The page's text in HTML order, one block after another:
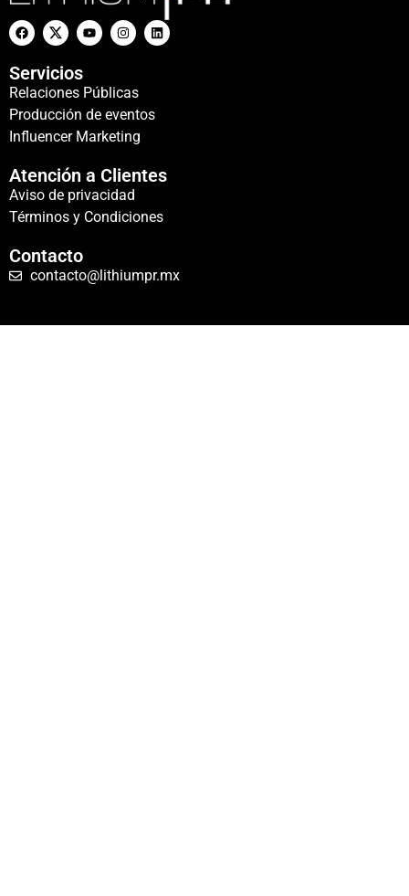
Servicios
Relaciones Públicas
Producción de eventos
Influencer Marketing
Atención a Clientes
Aviso de privacidad
Términos y Condiciones
Contacto
contacto@lithiumpr.mx